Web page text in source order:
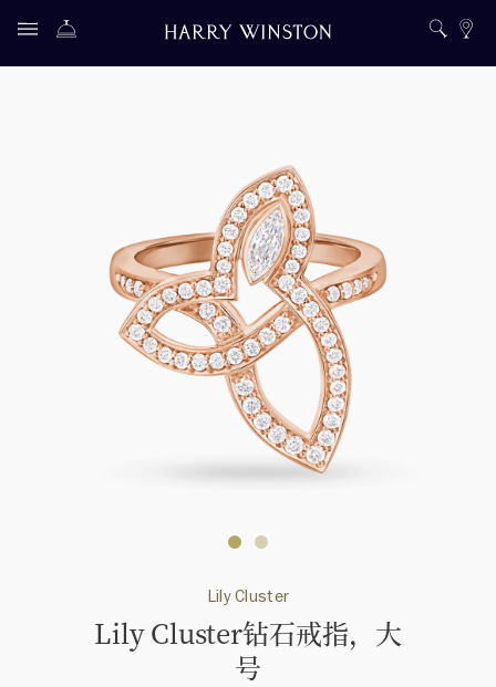
Lily Cluster
Lily Cluster钻石戒指，大
号